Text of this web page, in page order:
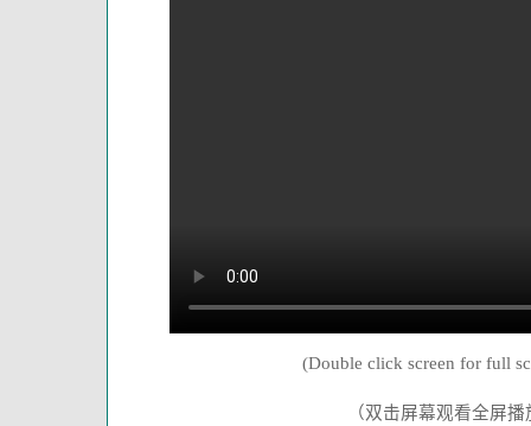
(Double click screen for full
（双击屏幕观看全屏播